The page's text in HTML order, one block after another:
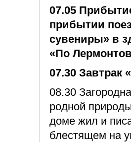
07.05
прибытии
сувениры» в
«По
07.30 Завтрак
08.30
родной
доме жил и
блестящем на